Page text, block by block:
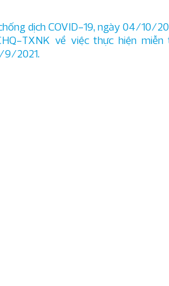
& hải quan chuyên sâu
tin phân tích IFRS chuyên sâu
dịch COVID-19, ngày 04/10/
TXNK về việc thực hiện
9/2021.